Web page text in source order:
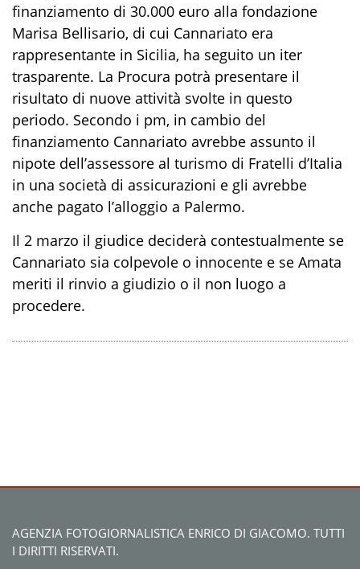
finanziamento di 30.000 euro alla fondazione
Marisa Bellisario, di cui Cannariato era
rappresentante in Sicilia, ha seguito un iter
trasparente. La Procura potrà presentare il
risultato di nuove attività svolte in questo
periodo. Secondo i pm, in cambio del
finanziamento Cannariato avrebbe assunto il
nipote dell’assessore al turismo di Fratelli d’Italia
in una società di assicurazioni e gli avrebbe
anche pagato l’alloggio a Palermo.
Il 2 marzo il giudice deciderà contestualmente se
Cannariato sia colpevole o innocente e se Amata
meriti il rinvio a giudizio o il non luogo a
procedere.
AGENZIA FOTOGIORNALISTICA ENRICO DI GIACOMO. TUTTI
I DIRITTI RISERVATI.